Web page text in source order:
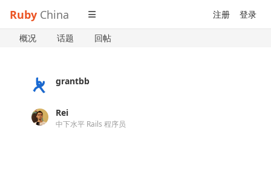
Ruby China 注册 登录
概况 话题 回帖
grantbb
Rei
中下水平 Rails 程序员